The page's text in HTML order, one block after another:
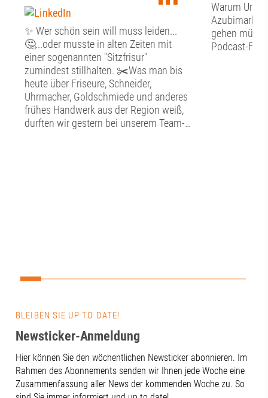
✨ Wer schön sein will muss leiden...
🤔...oder musste in alten Zeiten mit
einer sogenannten "Sitzfrisur"
zumindest stillhalten. ✂️Was man bis
heute über Friseure, Schneider,
Uhrmacher, Goldschmiede und anderes
frühes Handwerk aus der Region weiß,
durften wir gestern bei unserem Team-
Darüber hinaus lernten wir hier im
über die frühe Wasserversorgung der
Stadt Augsburg. 🚰Ein super Tipp für
einen entspannten Team-Ausflug! 🙌👉
Was war Ihr coolster Team-Ausflug?
Schreiben Sie uns Ihre Tipps in die
Kommentare! #RegionAugsburg
Warum
gehen
Podcast-
BLEIBEN SIE UP TO DATE!
Newsticker-Anmeldung
Hier können Sie den wöchentlichen Newsticker abonnieren. Im
Rahmen des Abonnements senden wir Ihnen jede Woche eine
Zusammenfassung aller News der kommenden Woche zu. So